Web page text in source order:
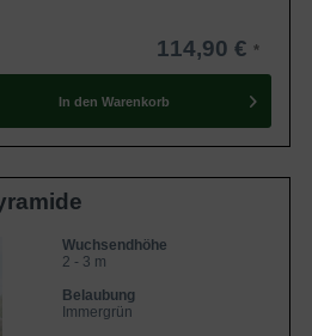
114,90 €
In den Warenkorb
Wuchsendhöhe
2 - 3 m
Belaubung
Immergrün